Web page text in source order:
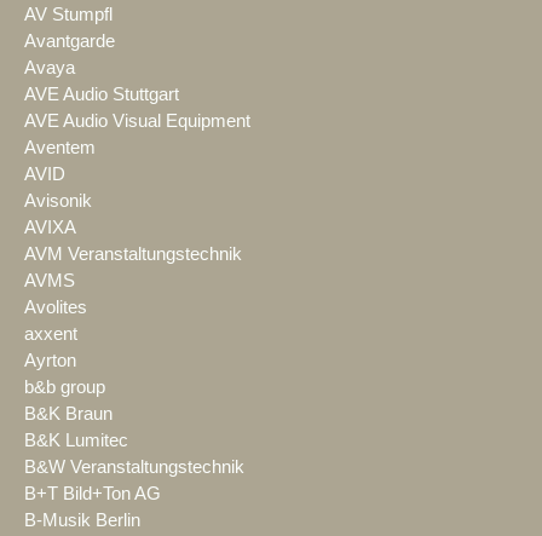
AV Stumpfl
Avantgarde
Avaya
AVE Audio Stuttgart
AVE Audio Visual Equipment
Aventem
AVID
Avisonik
AVIXA
AVM Veranstaltungstechnik
AVMS
Avolites
axxent
Ayrton
b&b group
B&K Braun
B&K Lumitec
B&W Veranstaltungstechnik
B+T Bild+Ton AG
B-Musik Berlin